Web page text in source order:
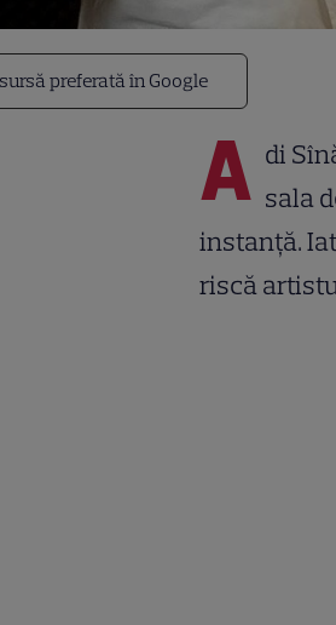
preferată în Google
A di
sala
instanță.
riscă